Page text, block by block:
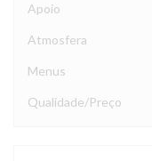
Apoio
Atmosfera
Menus
Qualidade/Preço